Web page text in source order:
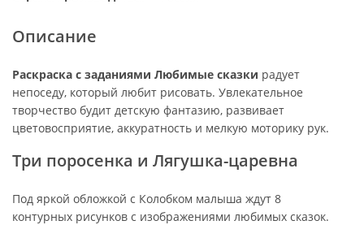
Описание
Раскраска с заданиями Любимые сказки радует
непоседу, который любит рисовать. Увлекательное
творчество будит детскую фантазию, развивает
цветовосприятие, аккуратность и мелкую моторику рук.
Три поросенка и Лягушка-царевна
Под яркой обложкой с Колобком малыша ждут 8
контурных рисунков с изображениями любимых сказок.